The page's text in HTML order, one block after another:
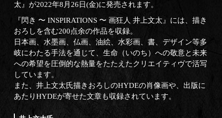
太』が2022年8月26日(金)に発売されます。
『閃き 〜 INSPIRATIONS 〜 画狂人 井上文太』には、描き
おろしを含む200点余の作品を収録。
日本画、水墨画、仏画、油絵、水彩画、書、デザイン等多
岐にわたる手法を通じて、生命（いのち）への敬意と未来
への希望を圧倒的な熱量をたたえたクリエイティヴで活写
しています。
また、井上文太氏描きおろしのHYDEの肖像画や、出版に
あたりHYDEが寄せた文章も収録されています。